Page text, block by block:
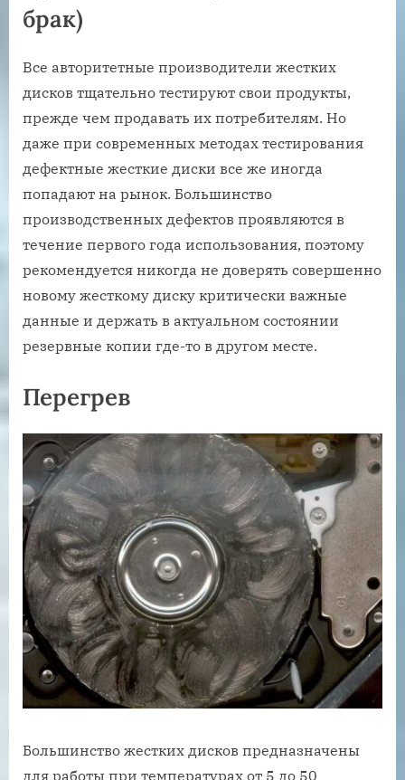
брак)
Все авторитетные производители жестких
дисков тщательно тестируют свои продукты,
прежде чем продавать их потребителям. Но
даже при современных методах тестирования
дефектные жесткие диски все же иногда
попадают на рынок. Большинство
производственных дефектов проявляются в
течение первого года использования, поэтому
рекомендуется никогда не доверять совершенно
новому жесткому диску критически важные
данные и держать в актуальном состоянии
резервные копии где-то в другом месте.
Перегрев
Большинство жестких дисков предназначены
для работы при температурах от 5 до 50